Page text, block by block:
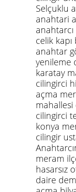
Selçuklu
anahtari
celik
anahtar
yenileme
karatay
cilingirci
açma
mahallesi
cilingirci
konya
cilingir
meram
hasarsız
daire